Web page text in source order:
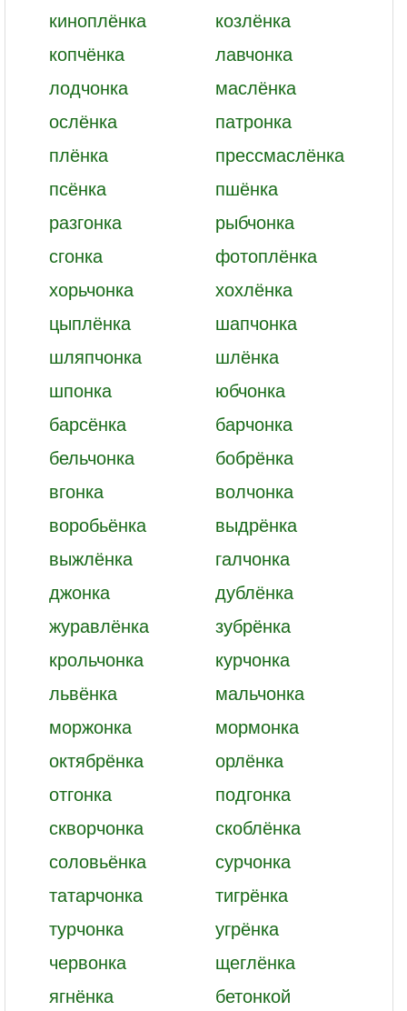
киноплёнка
козлёнка
копчёнка
лавчонка
лодчонка
маслёнка
ослёнка
патронка
плёнка
прессмаслёнка
псёнка
пшёнка
разгонка
рыбчонка
сгонка
фотоплёнка
хорьчонка
хохлёнка
цыплёнка
шапчонка
шляпчонка
шлёнка
шпонка
юбчонка
барсёнка
барчонка
бельчонка
бобрёнка
вгонка
волчонка
воробьёнка
выдрёнка
выжлёнка
галчонка
джонка
дублёнка
журавлёнка
зубрёнка
крольчонка
курчонка
львёнка
мальчонка
моржонка
мормонка
октябрёнка
орлёнка
отгонка
подгонка
скворчонка
скоблёнка
соловьёнка
сурчонка
татарчонка
тигрёнка
турчонка
угрёнка
червонка
щеглёнка
ягнёнка
бетонкой